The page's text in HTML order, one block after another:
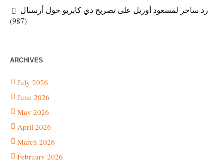
رد ساخر لمسعود أوزيل على تصريح دي كابريو حول أرسنال
(987)
ARCHIVES
July 2026
June 2026
May 2026
April 2026
March 2026
February 2026